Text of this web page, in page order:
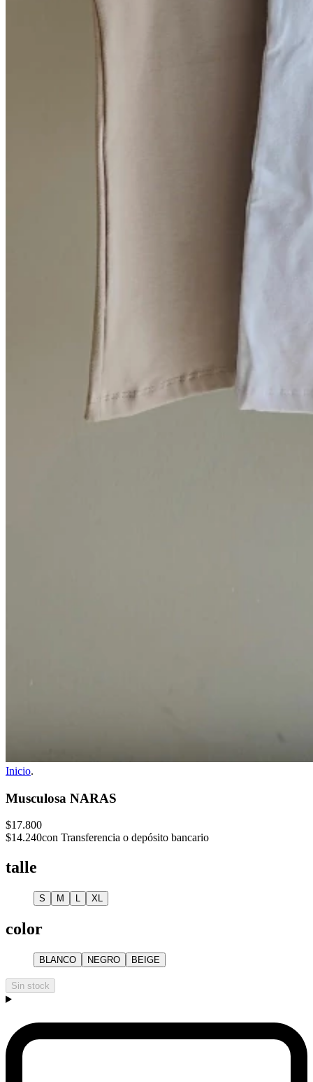
Inicio.
Musculosa NARAS
$17.800
$14.240con Transferencia o depósito bancario
talle
S M L XL
color
BLANCO NEGRO BEIGE
Sin stock